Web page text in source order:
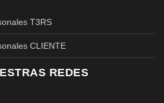
T3RS
CLIENTE
REDES